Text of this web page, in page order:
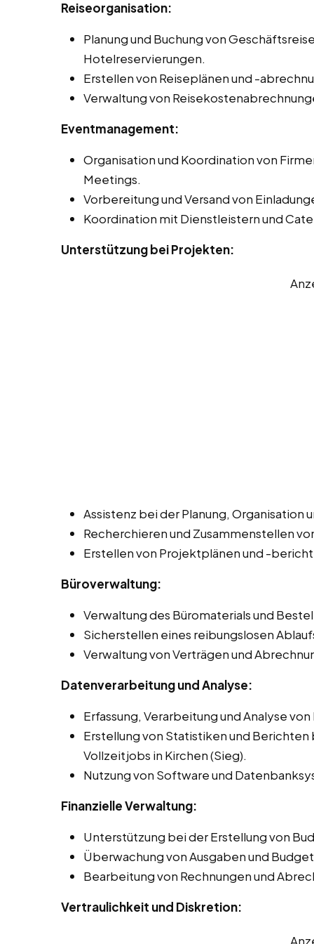
Reiseorganisation:
Planung und Buchung von
Hotelreservierungen.
Erstellen von Reiseplänen und -
Verwaltung von
Eventmanagement:
Organisation und Koordination von
Meetings.
Vorbereitung und Versand von
Koordination mit Dienstleistern und
Unterstützung bei Projekten:
Assistenz bei der Planung, Organisation
Recherchieren und Zusammenstellen
Erstellen von Projektplänen und -
Büroverwaltung:
Verwaltung des Büromaterials und
Sicherstellen eines reibungslosen
Verwaltung von Verträgen und
Datenverarbeitung und Analyse:
Erfassung, Verarbeitung und Analyse
Erstellung von Statistiken und
Vollzeitjobs in Kirchen (Sieg).
Nutzung von Software und
Finanzielle Verwaltung:
Unterstützung bei der Erstellung von
Überwachung von Ausgaben und
Bearbeitung von Rechnungen und
Vertraulichkeit und Diskretion: